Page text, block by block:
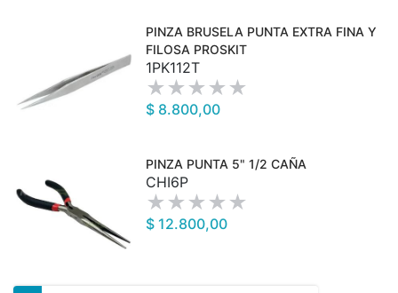
PINZA BRUSELA PUNTA EXTRA FINA Y
FILOSA PROSKIT
1PK112T
$ 8.800,00
PINZA PUNTA 5" 1/2 CAÑA
CHI6P
$ 12.800,00